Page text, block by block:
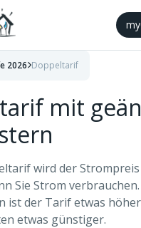
mit
wird der
Sie Strom
ist der Tarif etwas
etwas günstiger.
2026 Doppeltarif